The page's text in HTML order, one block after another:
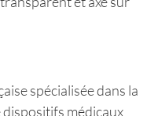
spécialisée dans la
médicaux